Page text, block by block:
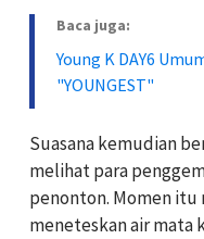
Baca juga:
Young K DAY6
"YOUNGEST"
Suasana kemudian
melihat para
penonton. Momen itu
meneteskan air mata